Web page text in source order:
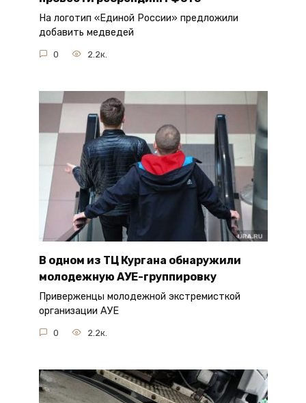
На логотип «Единой России» предложили
добавить медведей
0 2.2к.
В одном из ТЦ Кургана обнаружили
молодежную АУЕ-группировку
Приверженцы молодежной экстремисткой
организации АУЕ
0 2.2к.